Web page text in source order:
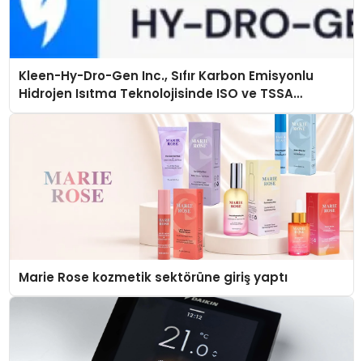
Kleen-Hy-Dro-Gen Inc., Sıfır Karbon Emisyonlu
Hidrojen Isıtma Teknolojisinde ISO ve TSSA
Düzenleyici Onaylarını Aldı
Marie Rose kozmetik sektörüne giriş yaptı